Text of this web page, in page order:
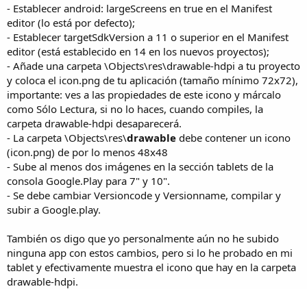
- Establecer android: largeScreens en true en el Manifest
editor (lo está por defecto);
- Establecer targetSdkVersion a 11 o superior en el Manifest
editor (está establecido en 14 en los nuevos proyectos);
- Añade una carpeta \Objects\res\drawable-hdpi a tu proyecto
y coloca el icon.png de tu aplicación (tamaño mínimo 72x72),
importante: ves a las propiedades de este icono y márcalo
como Sólo Lectura, si no lo haces, cuando compiles, la
carpeta drawable-hdpi desaparecerá.
- La carpeta \Objects\res\drawable debe contener un icono
(icon.png) de por lo menos 48x48
- Sube al menos dos imágenes en la sección tablets de la
consola Google.Play para 7" y 10".
- Se debe cambiar Versioncode y Versionname, compilar y
subir a Google.play.
También os digo que yo personalmente aún no he subido
ninguna app con estos cambios, pero si lo he probado en mi
tablet y efectivamente muestra el icono que hay en la carpeta
drawable-hdpi.